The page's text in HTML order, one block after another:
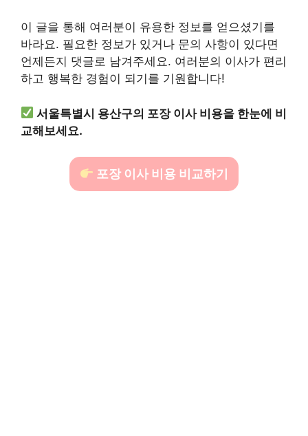
이 글을 통해 여러분이 유용한 정보를 얻으셨기를
바라요. 필요한 정보가 있거나 문의 사항이 있다면
언제든지 댓글로 남겨주세요. 여러분의 이사가 편리
하고 행복한 경험이 되기를 기원합니다!
서울특별시 용산구의 포장 이사 비용을 한눈에 비
교해보세요.
포장 이사 비용 비교하기